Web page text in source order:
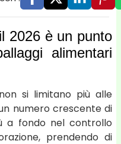
2026 è un punto
alimentari
si limitano più alle
numero crescente di
a fondo nel controllo
prendendo di